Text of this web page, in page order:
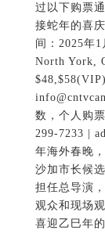
过以下购票
接蛇年的喜
间：2025年
North York,
数，个人购
299-7233 |
年海外春晚
沙加市长候
担任总导演
观众和现场
喜迎乙巳年